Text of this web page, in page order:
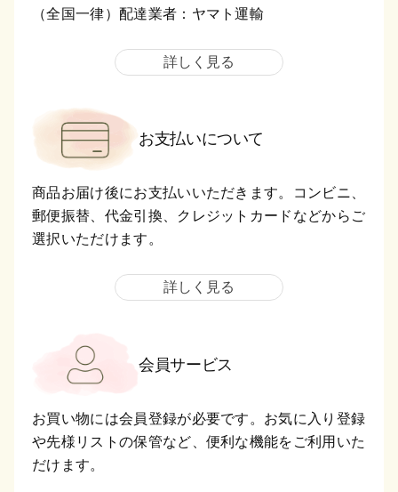
（全国一律）配達業者：ヤマト運輸
詳しく見る
お支払いについて
商品お届け後にお支払いいただきます。コンビニ、
郵便振替、代金引換、クレジットカードなどからご
選択いただけます。
詳しく見る
会員サービス
お買い物には会員登録が必要です。お気に入り登録
や先様リストの保管など、便利な機能をご利用いた
だけます。